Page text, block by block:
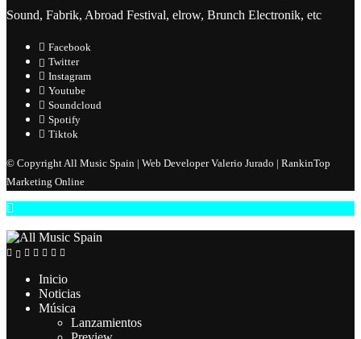
Sound, Fabrik, Abroad Festival, elrow, Brunch Electronik, etc
Facebook
Twitter
Instagram
Youtube
Soundcloud
Spotify
Tiktok
© Copyright All Music Spain | Web Developer Valerio Jurado | RankinTop
Marketing Online
Inicio
Noticias
Música
Lanzamientos